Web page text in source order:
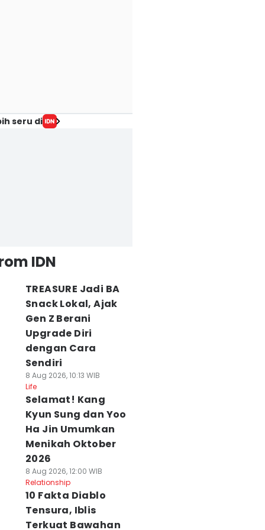
seru di
IDN
TREASURE Jadi BA
Snack Lokal, Ajak
Gen Z Berani
Upgrade Diri
dengan Cara
Sendiri
8 Aug 2026, 10:13 WIB
Life
Selamat! Kang
Kyun Sung dan Yoo
Ha Jin Umumkan
Menikah Oktober
2026
8 Aug 2026, 12:00 WIB
Relationship
10 Fakta Diablo
Tensura, Iblis
Terkuat Bawahan